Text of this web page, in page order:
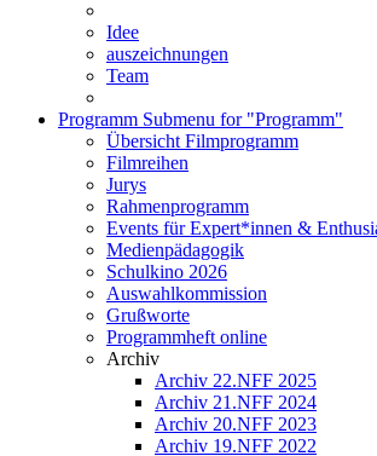
Idee
auszeichnungen
Team
Programm Submenu for "Programm"
Übersicht Filmprogramm
Filmreihen
Jurys
Rahmenprogramm
Events für Expert*innen &
Medienpädagogik
Schulkino 2026
Auswahlkommission
Grußworte
Programmheft online
Archiv
Archiv 22.NFF 2025
Archiv 21.NFF 2024
Archiv 20.NFF 2023
Archiv 19.NFF 2022